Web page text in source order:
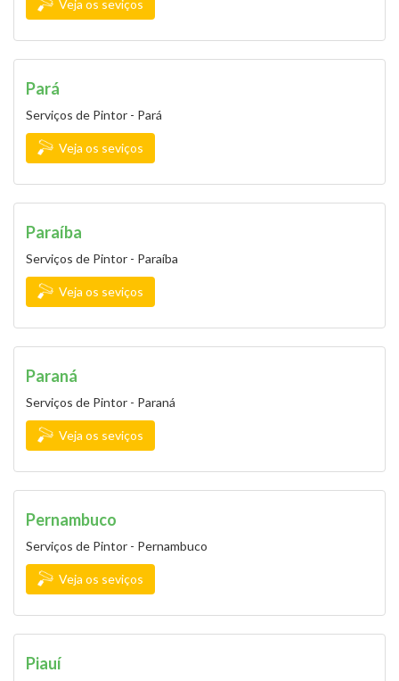
Veja os seviços
Pará
Serviços de Pintor - Pará
Veja os seviços
Paraíba
Serviços de Pintor - Paraíba
Veja os seviços
Paraná
Serviços de Pintor - Paraná
Veja os seviços
Pernambuco
Serviços de Pintor - Pernambuco
Veja os seviços
Piauí